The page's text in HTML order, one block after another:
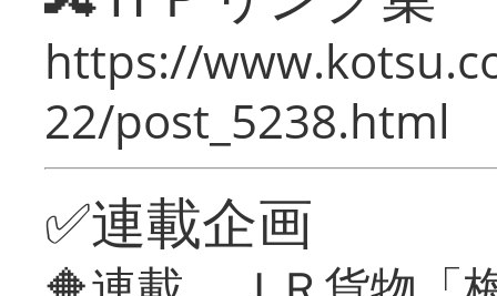
https://
22/post_5238.html
✅連載企画